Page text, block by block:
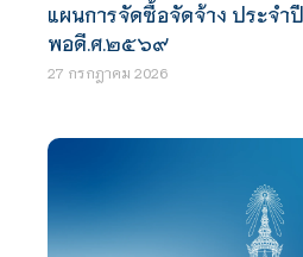
แผนการจัดซื้อจัดจ้าง ประจำ
พอดี.ศ.๒๕๖๙
27 กรกฎาคม 2026